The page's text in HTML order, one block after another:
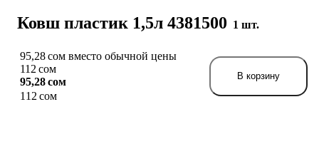
Ковш пластик 1,5л 4381500 1 шт.
95,28 сом вместо обычной цены
112 сом
95,28 сом
112 сом
В корзину